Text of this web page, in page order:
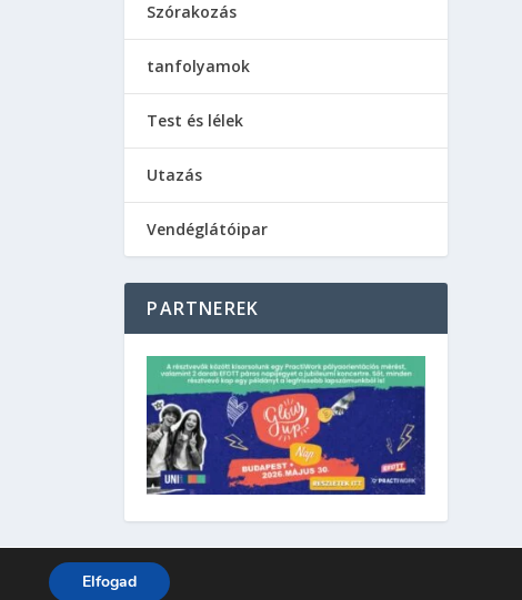
Szórakozás
tanfolyamok
Test és lélek
Utazás
Vendéglátóipar
PARTNEREK
Elfogad